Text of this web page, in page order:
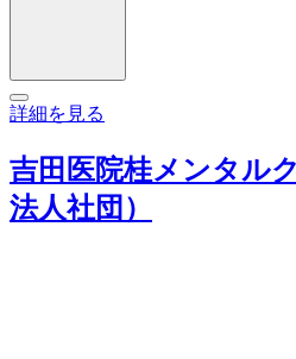
詳細を見る
吉田医院桂メンタル
法人社団）